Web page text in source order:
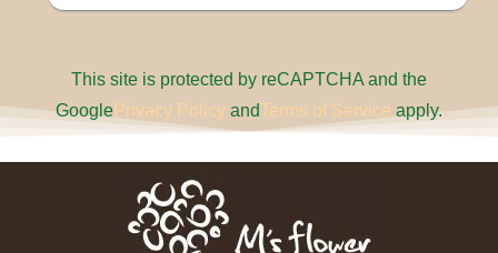
This site is protected by reCAPTCHA and the
GooglePrivacy Policy andTerms of Service apply.